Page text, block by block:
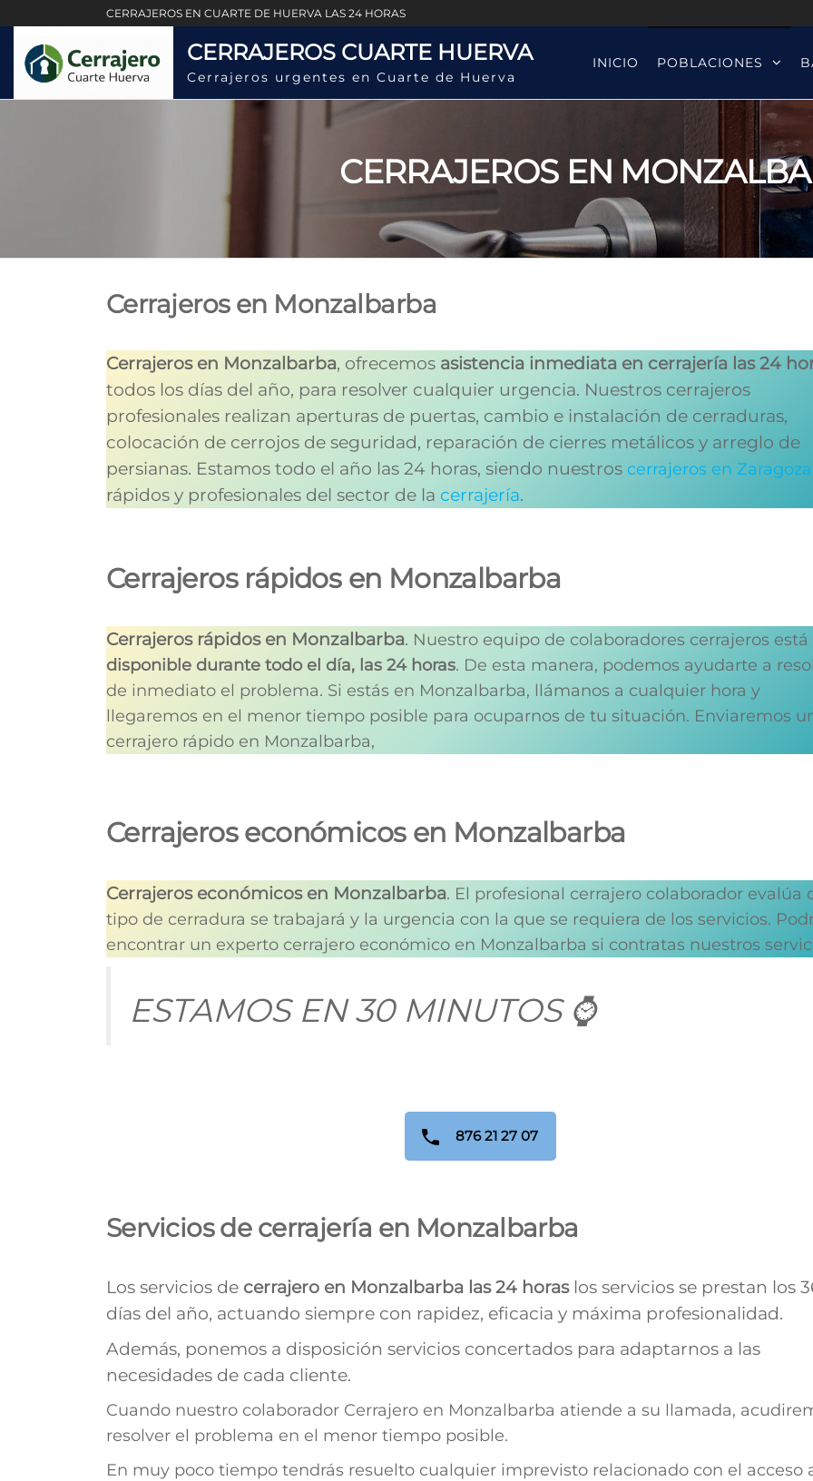
al
contenido
CERRAJEROS EN CUARTE DE HUERVA LAS 24 HORAS
CERRAJEROS CUARTE HUERVA
Cerrajeros urgentes en Cuarte de Huerva
INICIO POBLACIONES
CERRAJEROS EN
Cerrajeros en Monzalbarba
Cerrajeros en Monzalbarba, ofrecemos asistencia inmediata en cerrajería las 24
todos los días del año, para resolver cualquier urgencia. Nuestros cerrajeros
profesionales realizan aperturas de puertas, cambio e instalación de cerraduras,
colocación de cerrojos de seguridad, reparación de cierres metálicos y arreglo de
persianas. Estamos todo el año las 24 horas, siendo nuestros cerrajeros en Zaragoza
rápidos y profesionales del sector de la cerrajería.
Cerrajeros rápidos en Monzalbarba
Cerrajeros rápidos en Monzalbarba. Nuestro equipo de colaboradores cerrajeros está
disponible durante todo el día, las 24 horas. De esta manera, podemos ayudarte a
de inmediato el problema. Si estás en Monzalbarba, llámanos a cualquier hora y
llegaremos en el menor tiempo posible para ocuparnos de tu situación. Enviaremos
cerrajero rápido en Monzalbarba,
Cerrajeros económicos en Monzalbarba
Cerrajeros económicos en Monzalbarba. El profesional cerrajero colaborador evalúa
tipo de cerradura se trabajará y la urgencia con la que se requiera de los servicios.
encontrar un experto cerrajero económico en Monzalbarba si contratas nuestros
ESTAMOS EN 30 MINUTOS ⌚
876 21 27 07
Servicios de cerrajería en Monzalbarba
Los servicios de cerrajero en Monzalbarba las 24 horaslos servicios se prestan los
días del año, actuando siempre con rapidez, eficacia y máxima profesionalidad.
Además, ponemos a disposición servicios concertados para adaptarnos a las
necesidades de cada cliente.
Cuando nuestro colaborador Cerrajero en Monzalbarba atiende a su llamada,
resolver el problema en el menor tiempo posible.
En muy poco tiempo tendrás resuelto cualquier imprevisto relacionado con el acceso